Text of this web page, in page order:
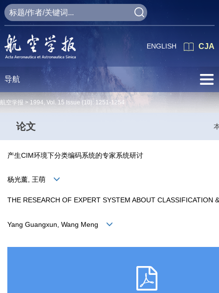
CJA
ENGLISH
导航
航空学报 > 1994, Vol. 15 Issue (10): 1251-1254
论文
产生CIM环境下分类编码系统的专家系统研讨
杨光薰, 王萌
THE RESEARCH OF EXPERT SYSTEM ABOUT CLASSIFICATION
Yang Guangxun, Wang Meng